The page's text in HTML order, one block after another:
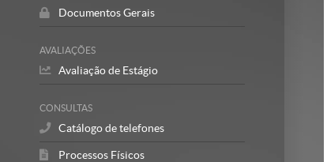
Documentos Gerais
AVALIAÇÕES
Avaliação de Estágio
CONSULTAS
Catálogo de telefones
Processos Físicos